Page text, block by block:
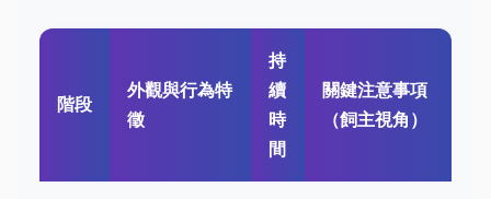
階段
外觀與行為特
徵
持
續
時
間
關鍵注意事項
（飼主視角）